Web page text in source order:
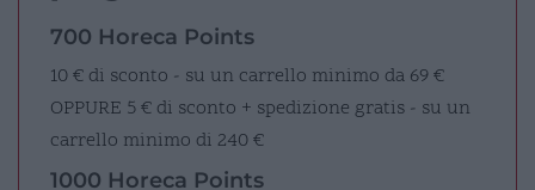
700 Horeca Points
10 € di sconto - su un carrello minimo da 69 €
OPPURE 5 € di sconto + spedizione gratis - su un
carrello minimo di 240 €
1000 Horeca Points